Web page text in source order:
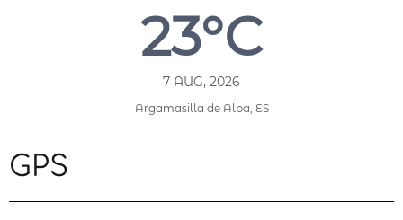
23°C
7 AUG, 2026
Argamasilla de Alba, ES
GPS